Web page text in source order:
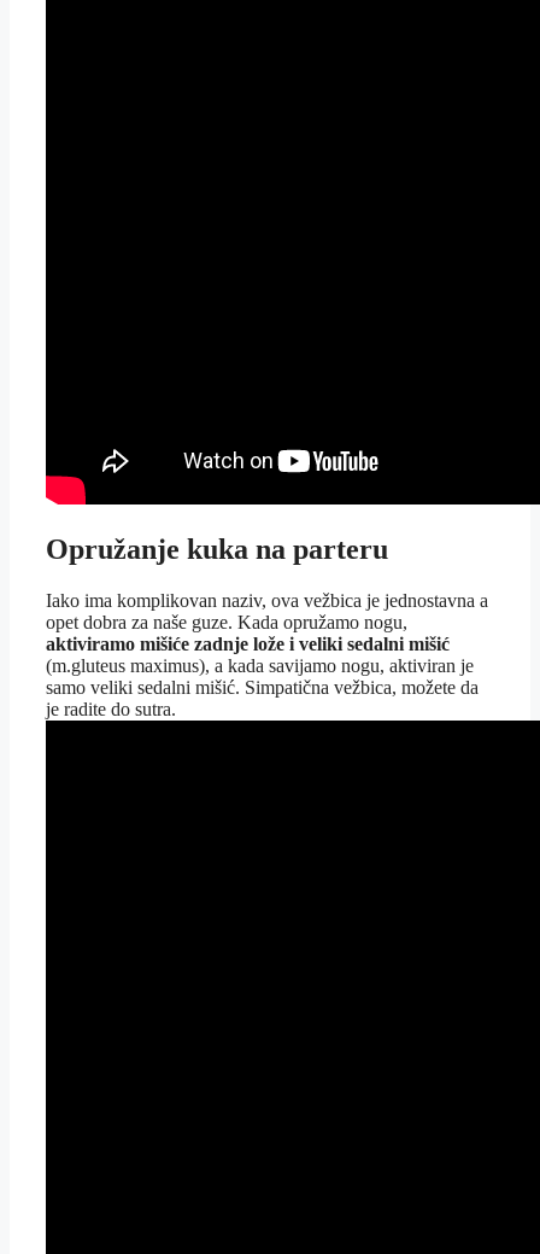
Opružanje kuka na parteru
Iako ima komplikovan naziv, ova vežbica je jednostavna a
opet dobra za naše guze. Kada opružamo nogu,
aktiviramo mišiće zadnje lože i veliki sedalni mišić
(m.gluteus maximus), a kada savijamo nogu, aktiviran je
samo veliki sedalni mišić. Simpatična vežbica, možete da
je radite do sutra.